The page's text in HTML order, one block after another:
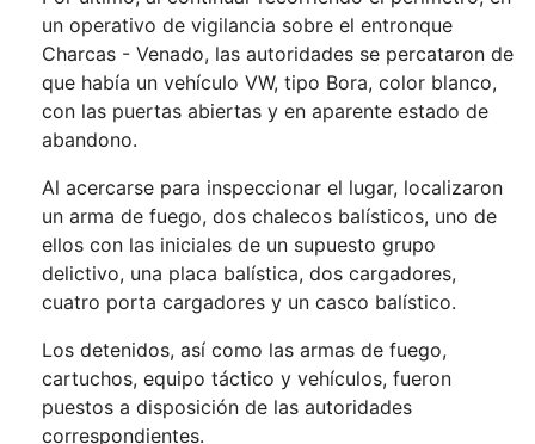
un operativo de vigilancia sobre el entronque
Charcas - Venado, las autoridades se percataron de
que había un vehículo VW, tipo Bora, color blanco,
con las puertas abiertas y en aparente estado de
abandono.
Al acercarse para inspeccionar el lugar, localizaron
un arma de fuego, dos chalecos balísticos, uno de
ellos con las iniciales de un supuesto grupo
delictivo, una placa balística, dos cargadores,
cuatro porta cargadores y un casco balístico.
Los detenidos, así como las armas de fuego,
cartuchos, equipo táctico y vehículos, fueron
puestos a disposición de las autoridades
correspondientes.